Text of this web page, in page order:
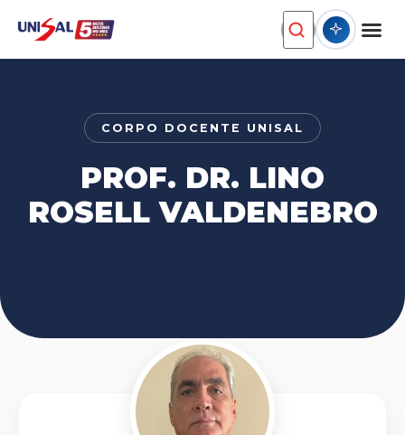
CORPO DOCENTE UNISAL
PROF. DR. LINO
ROSELL VALDENEBRO